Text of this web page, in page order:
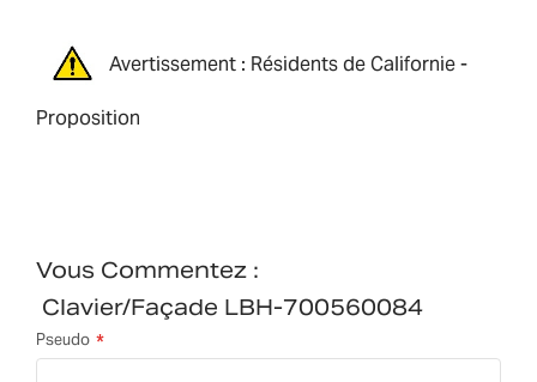
Avertissement : Résidents de Californie -
Proposition
Vous Commentez :
Clavier/façade LBH-700560084
Pseudo